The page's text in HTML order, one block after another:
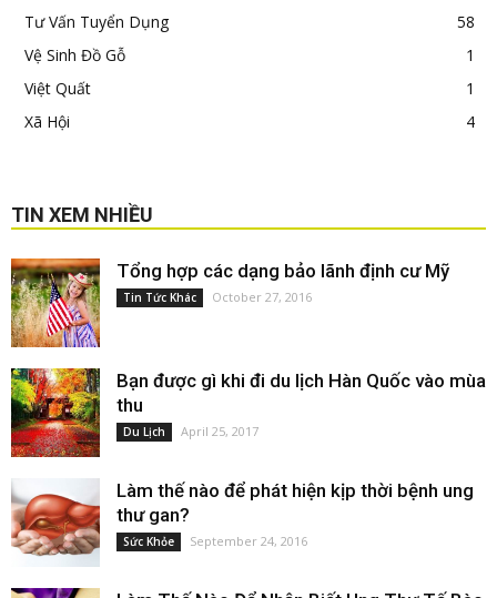
Tư Vấn Tuyển Dụng
58
Vệ Sinh Đồ Gỗ
1
Việt Quất
1
Xã Hội
4
TIN XEM NHIỀU
Tổng hợp các dạng bảo lãnh định cư Mỹ
Tin Tức Khác October 27, 2016
Bạn được gì khi đi du lịch Hàn Quốc vào mùa
thu
Du Lịch April 25, 2017
Làm thế nào để phát hiện kịp thời bệnh ung
thư gan?
Sức Khỏe September 24, 2016